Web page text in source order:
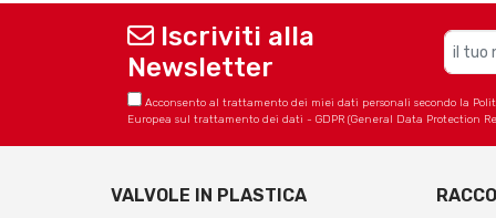
Iscriviti alla
Newsletter
Acconsento al trattamento dei miei dati personali secondo la
Europea sul trattamento dei dati - GDPR (General Data Protection
VALVOLE IN PLASTICA